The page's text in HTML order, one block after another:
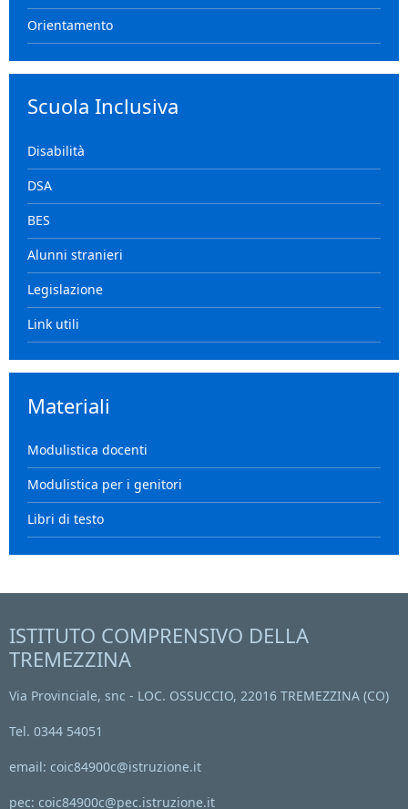
Orientamento
Scuola Inclusiva
Disabilità
DSA
BES
Alunni stranieri
Legislazione
Link utili
Materiali
Modulistica docenti
Modulistica per i genitori
Libri di testo
ISTITUTO COMPRENSIVO DELLA
TREMEZZINA
Via Provinciale, snc - LOC. OSSUCCIO, 22016 TREMEZZINA (CO)
Tel. 0344 54051
email: coic84900c@istruzione.it
pec: coic84900c@pec.istruzione.it